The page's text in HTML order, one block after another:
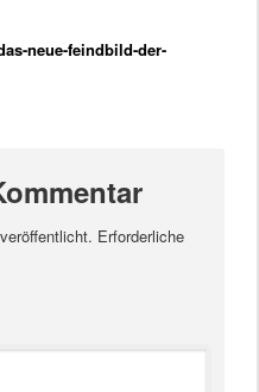
neue-feindbild-der-
Erforderliche